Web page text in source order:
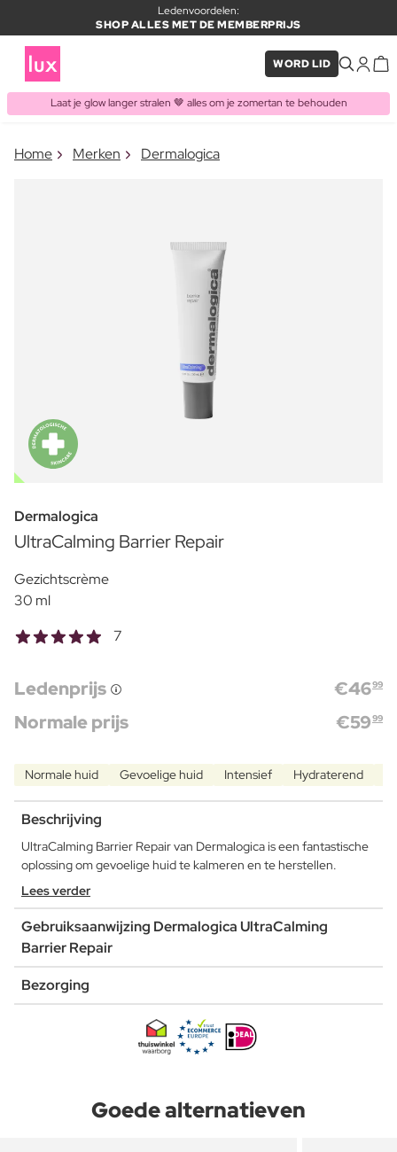
Ledenvoordelen:
SHOP ALLES MET DE MEMBERPRIJS
WORD LID
Laat je glow langer stralen 🤎 alles om je zomertan te behouden
ITEM TOEGEVOEGD AAN
Vaak samen gekocht met
Home Merken Dermalogica
OUTLET
Dermalogica
UltraCalming Barrier Repair
Gezichtscrème
30 ml
7
Ledenprijs €4699
Normale prijs €5999
Normale huid Gevoelige huid Intensief Hydraterend
Beschrijving
UltraCalming Barrier Repair van Dermalogica is een fantastische
oplossing om gevoelige huid te kalmeren en te herstellen.
Lees verder
Gebruiksaanwijzing Dermalogica UltraCalming
Barrier Repair
Bezorging
Goede alternatieven